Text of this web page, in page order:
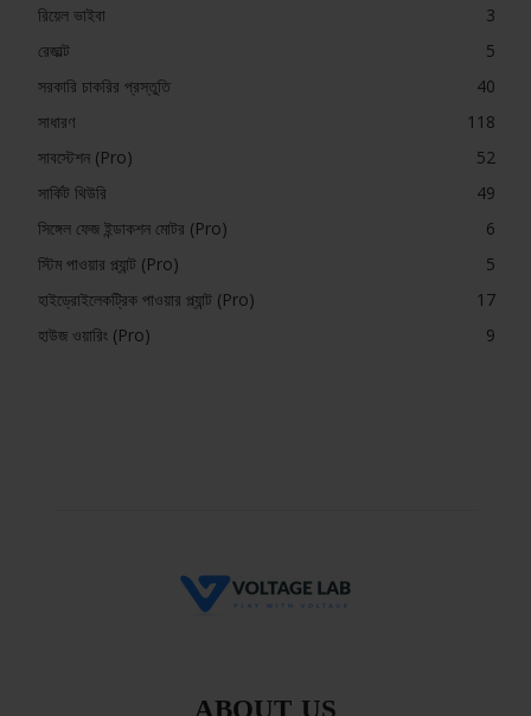
রিয়েল ভাইবা
3
রেজাল্ট
5
সরকারি চাকরির প্রস্তুতি
40
সাধারণ
118
সাবস্টেশন (Pro)
52
সার্কিট থিউরি
49
সিঙ্গেল ফেজ ইন্ডাকশন মোটর (Pro)
6
স্টিম পাওয়ার প্ল্যান্ট (Pro)
5
হাইড্রোইলেকট্রিক পাওয়ার প্ল্যান্ট (Pro)
17
হাউজ ওয়ারিং (Pro)
9